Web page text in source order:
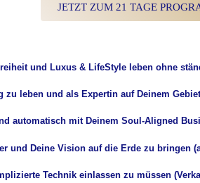
JETZT ZUM 21 TAGE
und Luxus & LifeStyle leben ohne
zu leben und als Expertin auf Deinem
automatisch mit Deinem Soul-Aligned
und Deine Vision auf die Erde zu bringen
Technik einlassen zu müssen